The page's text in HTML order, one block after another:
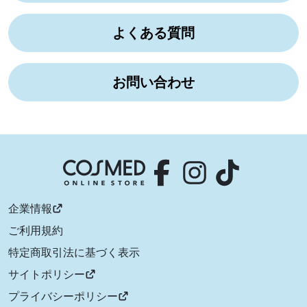
よくある質問
お問い合わせ
企業情報
ご利用規約
特定商取引法に基づく表示
サイトポリシー
プライバシーポリシー